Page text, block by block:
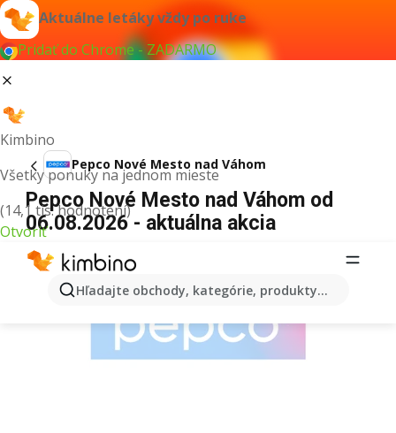
Aktuálne letáky vždy po ruke
Pridať do Chrome - ZADARMO
Kimbino
Všetky ponuky na jednom mieste
(14,1 tis. hodnotení)
Otvoriť
Hľadajte obchody, kategórie, produkty...
Pepco Nové Mesto nad Váhom
Pepco Nové Mesto nad Váhom od
06.08.2026 - aktuálna akcia